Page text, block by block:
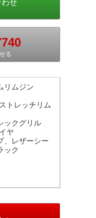
る
リムジン
トレッチリム
ックグリル
ヤ
、レザーシー
ック